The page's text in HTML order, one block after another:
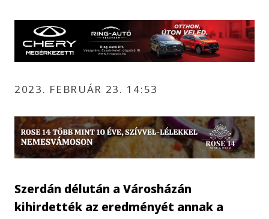
2023. FEBRUÁR 23. 14:53
Szerdán délután a Városházán
kihirdették az eredményét annak a